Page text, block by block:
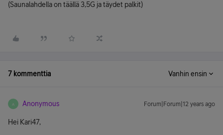
(Saunalahdella on täällä 3,5G ja täydet palkit)
7 kommenttia Vanhin ensin
A Anonymous Forum|Forum|12 years ago
Hei Kari47,